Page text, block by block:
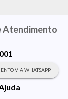
Atendimento
VIA WHATSAPP